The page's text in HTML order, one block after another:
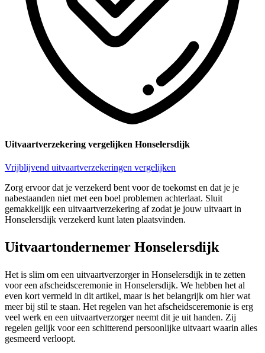
Uitvaartverzekering vergelijken Honselersdijk
Vrijblijvend uitvaartverzekeringen vergelijken
Zorg ervoor dat je verzekerd bent voor de toekomst en dat je je
nabestaanden niet met een boel problemen achterlaat. Sluit
gemakkelijk een uitvaartverzekering af zodat je jouw uitvaart in
Honselersdijk verzekerd kunt laten plaatsvinden.
Uitvaartondernemer Honselersdijk
Het is slim om een uitvaartverzorger in Honselersdijk in te zetten
voor een afscheidsceremonie in Honselersdijk. We hebben het al
even kort vermeld in dit artikel, maar is het belangrijk om hier wat
meer bij stil te staan. Het regelen van het afscheidsceremonie is erg
veel werk en een uitvaartverzorger neemt dit je uit handen. Zij
regelen gelijk voor een schitterend persoonlijke uitvaart waarin alles
gesmeerd verloopt.